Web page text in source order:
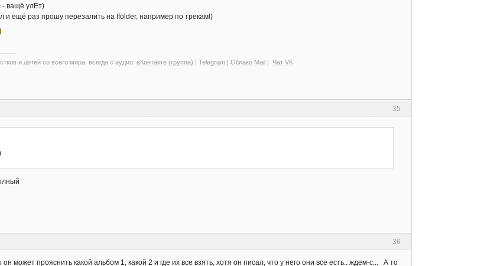
- ващё улЁт)
и ещё раз прошу перезалить на Ifolder, например по трекам!)
и детей со всего мира, всегда с аудио: вКонтакте (группа) Telegram Облако Mail Чат VK
35
36
он может прояснить какой альбом 1, какой 2 и где их все взять, хотя он писал, что у него они все есть.. ждем-с... А то